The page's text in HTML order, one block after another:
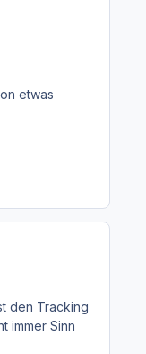
etwas
den Tracking
immer Sinn